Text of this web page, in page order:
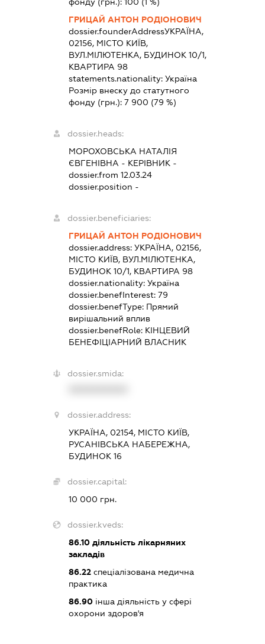
фонду (грн.): 100 (1 %)
ГРИЦАЙ АНТОН РОДІОНОВИЧ
dossier.founderAddressУКРАЇНА,
02156, МІСТО КИЇВ,
ВУЛ.МІЛЮТЕНКА, БУДИНОК 10/1,
КВАРТИРА 98
statements.nationality: Україна
Розмір внеску до статутного
фонду (грн.): 7 900 (79 %)
dossier.heads:
МОРОХОВСЬКА НАТАЛІЯ
ЄВГЕНІВНА - КЕРІВНИК-
dossier.from 12.03.24
dossier.position -
dossier.beneficiaries:
ГРИЦАЙ АНТОН РОДІОНОВИЧ
dossier.address: УКРАЇНА, 02156,
МІСТО КИЇВ, ВУЛ.МІЛЮТЕНКА,
БУДИНОК 10/1, КВАРТИРА 98
dossier.nationality: Україна
dossier.benefInterest: 79
dossier.benefType: Прямий
вирішальний вплив
dossier.benefRole: КІНЦЕВИЙ
БЕНЕФІЦІАРНИЙ ВЛАСНИК
dossier.smida:
dossier.address:
УКРАЇНА, 02154, МІСТО КИЇВ,
РУСАНІВСЬКА НАБЕРЕЖНА,
БУДИНОК 16
dossier.capital:
10 000 грн.
dossier.kveds:
86.10діяльність лікарняних
закладів
86.22спеціалізована медична
практика
86.90інша діяльність у сфері
охорони здоров'я